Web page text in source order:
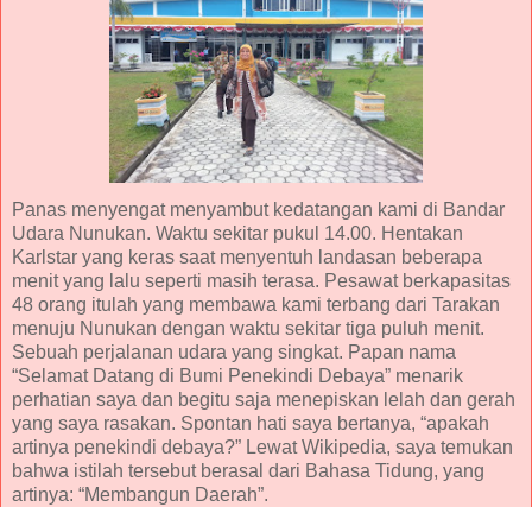
Panas menyengat menyambut kedatangan kami di Bandar
Udara Nunukan. Waktu sekitar pukul 14.00. Hentakan
Karlstar yang keras saat menyentuh landasan beberapa
menit yang lalu seperti masih terasa. Pesawat berkapasitas
48 orang itulah yang membawa kami terbang dari Tarakan
menuju Nunukan dengan waktu sekitar tiga puluh menit.
Sebuah perjalanan udara yang singkat. Papan nama
“Selamat Datang di Bumi Penekindi Debaya” menarik
perhatian saya dan begitu saja menepiskan lelah dan gerah
yang saya rasakan. Spontan hati saya bertanya, “apakah
artinya penekindi debaya?” Lewat Wikipedia, saya temukan
bahwa istilah tersebut berasal dari Bahasa Tidung, yang
artinya: “Membangun Daerah”.